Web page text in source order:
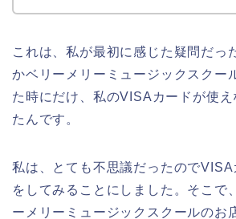
これは、私が最初に感じた疑問だっ
かベリーメリーミュージックスクー
た時にだけ、私のVISAカードが使え
たんです。
私は、とても不思議だったので
をしてみることにしました。そこで
ーメリーミュージックスクールのお